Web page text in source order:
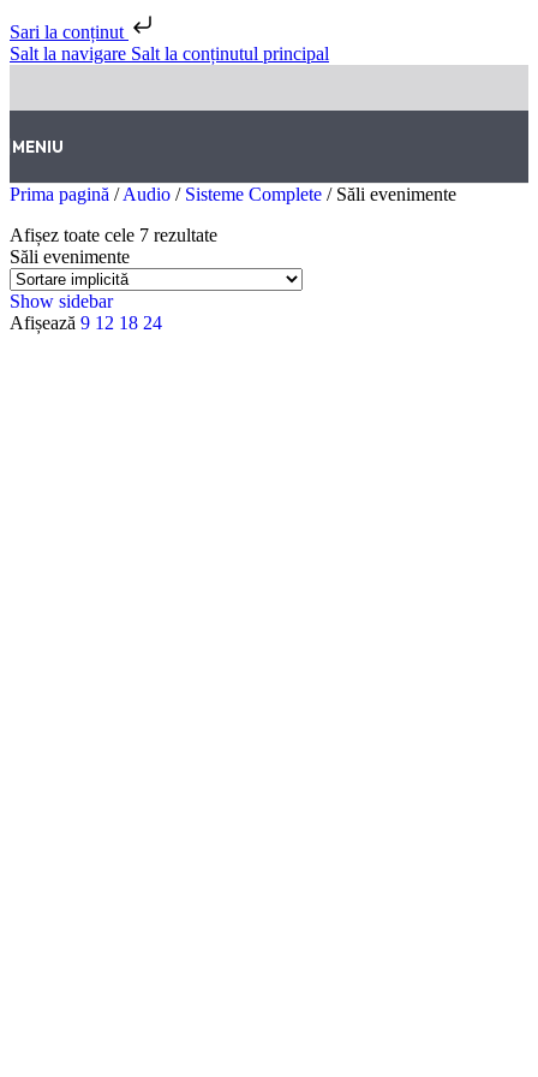
Sari la conținut
Salt la navigare Salt la conținutul principal
MENIU
Prima pagină / Audio / Sisteme Complete / Săli evenimente
Afișez toate cele 7 rezultate
Săli evenimente
Show sidebar
Afișează 9 12 18 24